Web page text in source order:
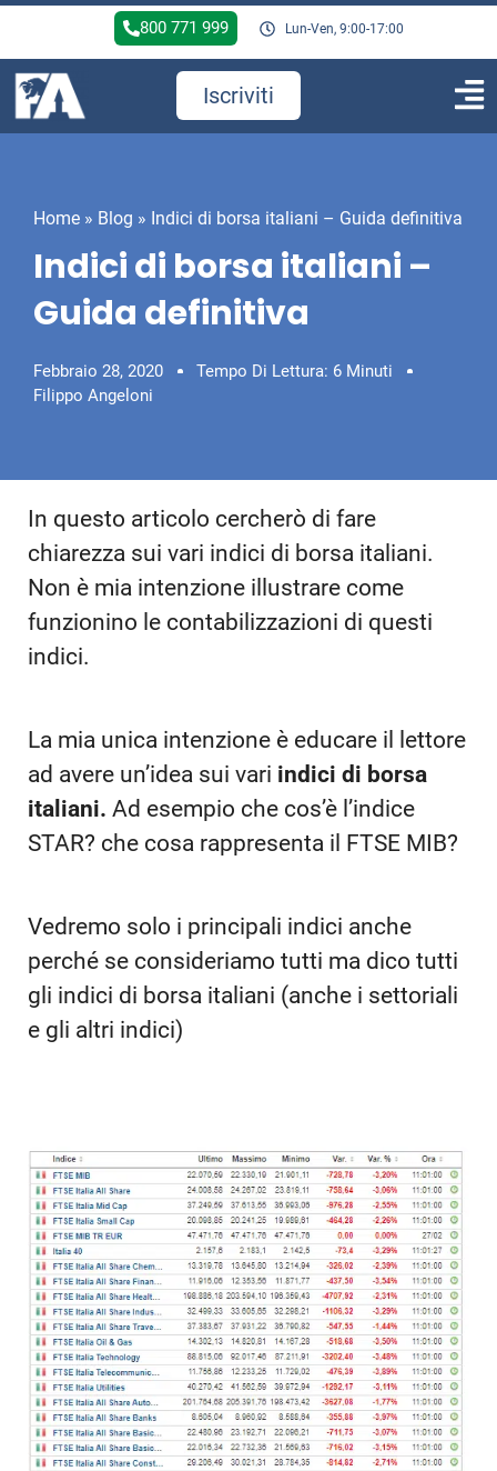
800 771 999 Lun-Ven, 9:00-17:00
Iscriviti
Home » Blog » Indici di borsa italiani – Guida definitiva
Indici di borsa italiani –
Guida definitiva
Febbraio 28, 2020
Tempo Di Lettura: 6 Minuti
Filippo Angeloni
In questo articolo cercherò di fare
chiarezza sui vari indici di borsa italiani.
Non è mia intenzione illustrare come
funzionino le contabilizzazioni di questi
indici.
La mia unica intenzione è educare il lettore
ad avere un’idea sui vari indici di borsa
italiani. Ad esempio che cos’è l’indice
STAR? che cosa rappresenta il FTSE MIB?
Vedremo solo i principali indici anche
perché se consideriamo tutti ma dico tutti
gli indici di borsa italiani (anche i settoriali
e gli altri indici)